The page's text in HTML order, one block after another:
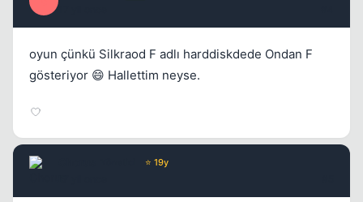
oyun çünkü Silkraod F adlı harddiskdede Ondan F
gösteriyor 😄 Hallettim neyse.
⭐ 19y